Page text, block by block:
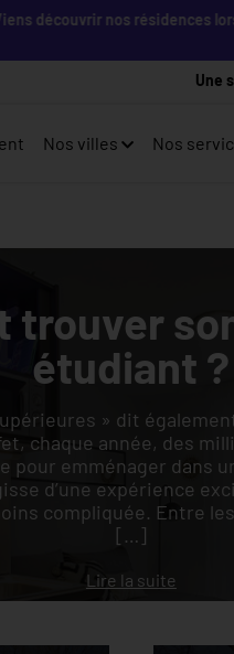
nos résidences lors de
Une
Nos villes Nos
trouver
étudiant ?
» dit
chaque année, des
pour emménager dans
d’une expérience
compliquée. Entre
[…]
Lire la suite